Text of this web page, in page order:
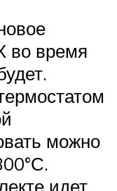
во время
можно
идет